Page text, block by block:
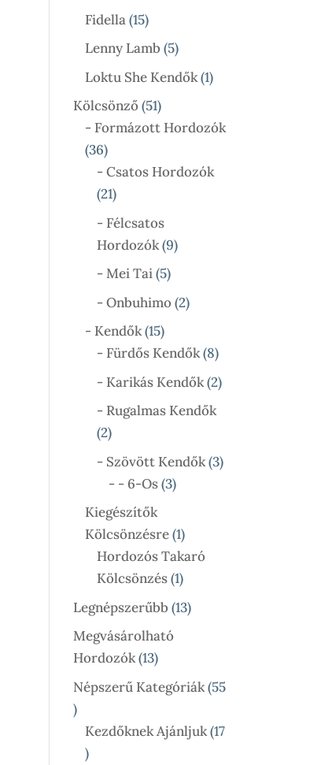
Fidella 1515
Termék
Lenny Lamb 55
Termék
Loktu She Kendők 11
Kölcsönző 5151
Termék
- Formázott Hordozók
3636
Termék
- Csatos Hordozók
2121
Termék
- Félcsatos
Hordozók 99
- Mei Tai 55
Termék
- Onbuhimo 22
- Kendők 1515
Termék
- Fürdős Kendők 88
Termék
- Karikás Kendők 22
- Rugalmas Kendők
22
Termék
- Szövött Kendők 33
- - 6-Os 33
Kiegészítők
Kölcsönzésre 11
Termék
Hordozós Takaró
Kölcsönzés 11
Termék
Legnépszerűbb 1313
Megvásárolható
Hordozók 1313
Termék
Népszerű Kategóriák 55
55
Termék
Kezdőknek Ajánljuk 17
17